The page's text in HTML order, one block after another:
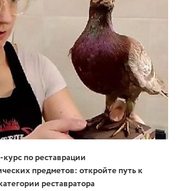
по реставрации
предметов: откройте путь к
реставратора